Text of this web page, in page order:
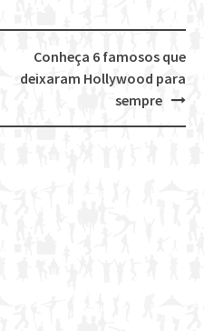
Conheça 6 famosos que
deixaram Hollywood para
sempre